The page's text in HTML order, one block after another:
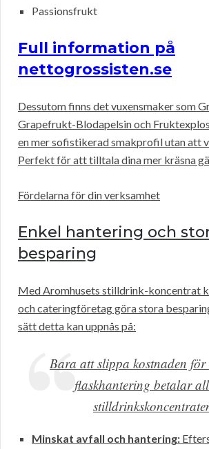
Passionsfrukt
Full information på
nettogrossisten.se
Dessutom finns det vuxensmaker som
Grapefrukt-Blodapelsin och
en mer sofistikerad smakprofil utan att
Perfekt för att tilltala dina mer kräsna
Fördelarna för din verksamhet
Enkel hantering och
besparing
Med Aromhusets stilldrink-koncentrat
och cateringföretag göra stora
sätt detta kan uppnås på:
Bara att slippa kostnaden för
flaskhantering betalar
Minskat avfall och hantering: